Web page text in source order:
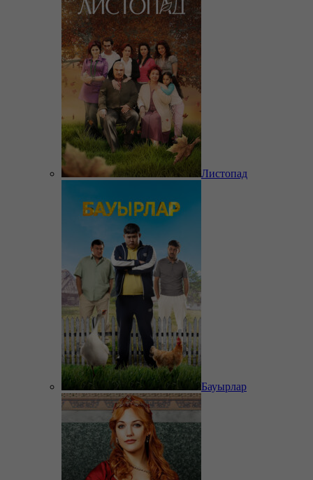
Листопад
Бауырлар